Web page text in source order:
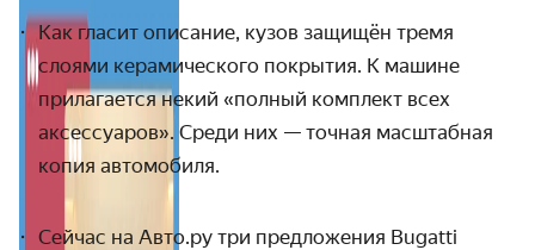
Как гласит описание, кузов защищён тремя
слоями керамического покрытия. К машине
прилагается некий «полный комплект всех
аксессуаров». Среди них — точная масштабная
копия автомобиля.
Сейчас на Авто.ру три предложения Bugatti